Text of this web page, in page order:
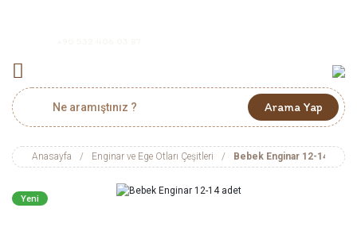
Arama Yap
Anasayfa Enginar ve Ege Otları Çeşitleri Bebek Enginar 12-14 adet
Yeni